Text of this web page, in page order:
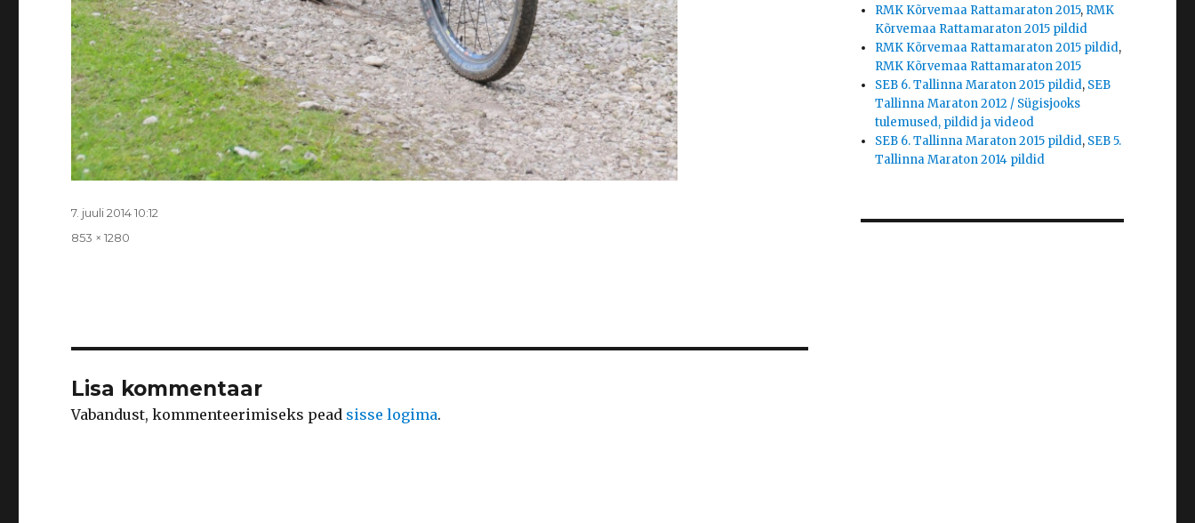
Postitatud
7. juuli 2014 10:12
Täissuurus
853 × 1280
Lisa kommentaar
Vabandust, kommenteerimiseks pead sisse logima.
RMK Kõrvemaa Rattamaraton 2015, RMK
Kõrvemaa Rattamaraton 2015 pildid
RMK Kõrvemaa Rattamaraton 2015 pildid,
RMK Kõrvemaa Rattamaraton 2015
SEB 6. Tallinna Maraton 2015 pildid, SEB
Tallinna Maraton 2012 / Sügisjooks
tulemused, pildid ja videod
SEB 6. Tallinna Maraton 2015 pildid, SEB 5.
Tallinna Maraton 2014 pildid